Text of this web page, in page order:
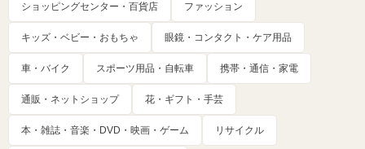
ショッピングセンター・百貨店 ファッション
キッズ・ベビー・おもちゃ 眼鏡・コンタクト・ケア用品
車・バイク スポーツ用品・自転車 携帯・通信・家電
通販・ネットショップ 花・ギフト・手芸
本・雑誌・音楽・DVD・映画・ゲーム リサイクル